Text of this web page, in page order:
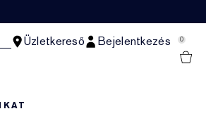
Üzletkereső Bejelentkezés 0